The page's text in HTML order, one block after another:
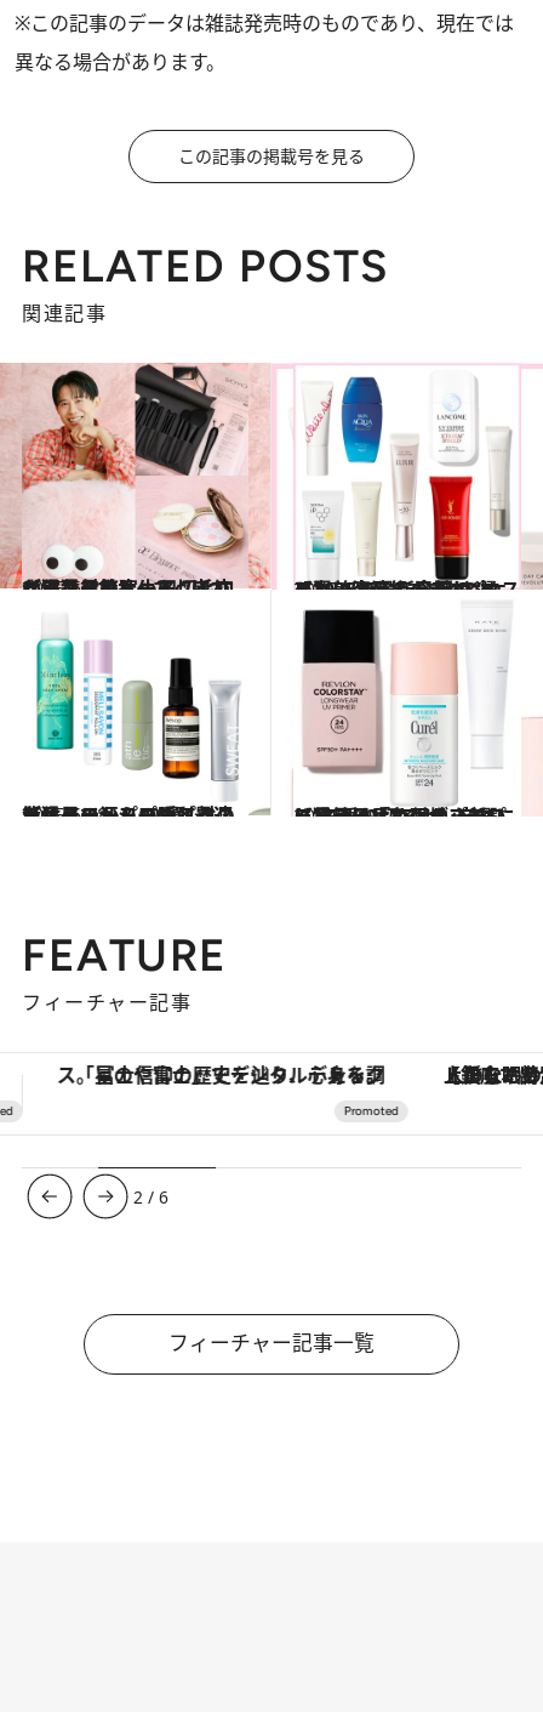
※この記事のデータは雑誌発売時のものであり、現在では
異なる場合があります。
この記事の掲載号を見る
RELATED POSTS
関連記事
2025.6.21
【猛暑対策】小田切ヒロが緊急アンサー！ 毛穴ケア、くすみケア、崩れないメイク……すぐにできる猛暑美容
ビューティ＆ヘルス 2025.4.13
【2025年最新日焼け止め】美容液級のスキンケア力に注目！ 今夏の“マスト買い”UVおすすめ8選
ビューティ＆ヘルス
2025.6.18
【猛暑の汗＆ニオイ対策】イソップの隠れベストセラーからプチプラの名品まで。シーン別最適デオドラント10選
ビューティ＆ヘルス 2025.6.19
【猛暑日は“ファンデなし”で乗り切る！】崩れにくく、一品で肌がきれいに見える「色付きプチプラ日焼け止め下地」3選
ビューティ＆ヘルス
FEATURE
フィーチャー記事
【銀座で出合う最旬美容】美髪ケアや上質な眠り…セルフケアのアップデートから、特別な名入れギフトまで。大人のための「ReFa GINZA」クルーズ
3 /6
フィーチャー記事一覧